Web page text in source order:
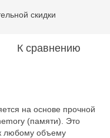
скидки
К сравнению
на основе прочной
(памяти). Это
любому объему